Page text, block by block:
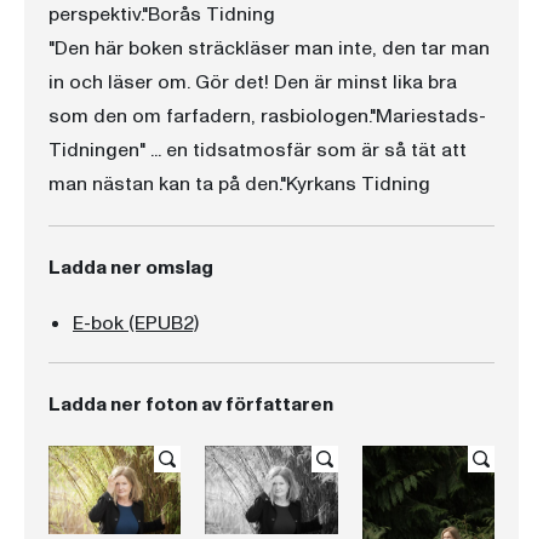
perspektiv."Borås Tidning
"Den här boken sträckläser man inte, den tar man
in och läser om. Gör det! Den är minst lika bra
som den om farfadern, rasbiologen."Mariestads-
Tidningen" ... en tidsatmosfär som är så tät att
man nästan kan ta på den."Kyrkans Tidning
Ladda ner omslag
E-bok (EPUB2)
Ladda ner foton av författaren